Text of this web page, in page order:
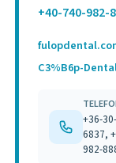
+40-740-982-
C3%B6p-
+36-
6837,
982-